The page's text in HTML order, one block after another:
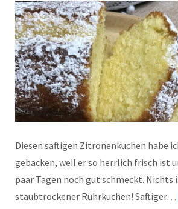
Diesen saftigen Zitronenkuchen habe
gebacken, weil er so herrlich frisch ist
paar Tagen noch gut schmeckt. Nichts
staubtrockener Rührkuchen! Saftiger…